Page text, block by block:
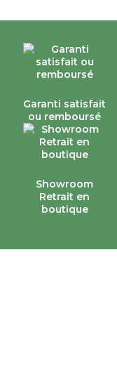
Garanti satisfait
ou remboursé
Showroom
Retrait en
boutique